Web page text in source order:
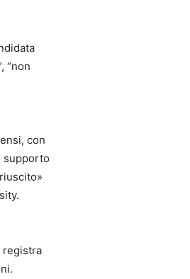
“non
con
supporto
registra